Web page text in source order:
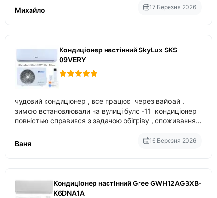
Михайло 17 Березня 2026
Кондиціонер настінний SkyLux SKS-
09VERY
чудовий кондиціонер , все працює через вайфай .
зимою встановлювали на вулиці було -11 кондиціонер
повністью справився з задачою обігріву , споживання
температури
Ваня 16 Березня 2026
Кондиціонер настінний Gree GWH12AGBXB-
K6DNA1A